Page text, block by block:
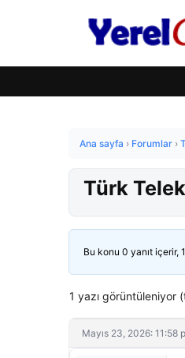
Ana sayfa › Forumlar ›
Türk
Bu konu 0 yanıt içerir,
1 yazı görüntüleniyor
Mayıs 23, 2026: 11:58